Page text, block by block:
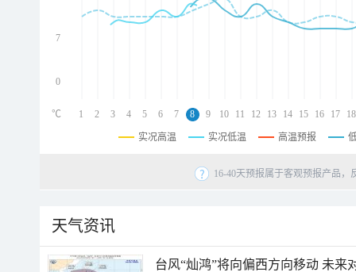
7
0
1 2 3 4 5 6 7 8 9 10 11 12 13 14 15 16 17 18
℃
实况高温 实况低温 高温预报
16-40天预报属于客观预报产品
天气资讯
台风“灿鸿”将向偏西方向移动 未来